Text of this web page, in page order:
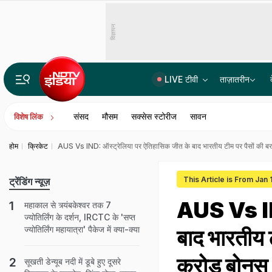
विज्ञापन
LIVE टीवी ताज़ातरीन
विशेष लिंक संसद मौसम सक्सेस स्टोरीज सावन
होम क्रिकेट AUS Vs IND: ऑस्ट्रेलिया पर ऐतिहासिक जीत के बाद भारतीय टीम पर पैसों की
This Article is From Jan
AUS Vs
बाद
करोड़ बोनस
ट्रेंडिंग न्यूज़
महाकाल से त्र्यंबकेश्वर तक 7
ज्योतिर्लिंग के दर्शन, IRCTC के 'सप्त
ज्योतिर्लिंग महायात्रा' पैकेज में क्या-क्या
सूखती डेन्यूब नदी में डूबे हुए दूसरे